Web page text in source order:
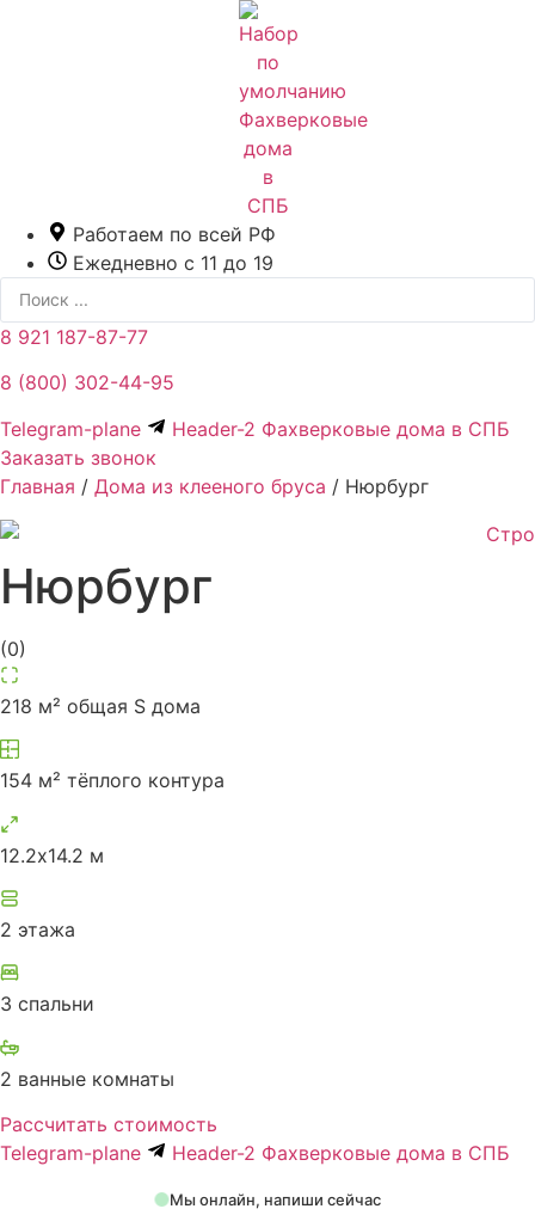
Работаем по всей РФ
Ежедневно с 11 до 19
Search
8 921 187-87-77
8 (800) 302-44-95
Telegram-plane
Header-2 Фахверковые дома в СПБ
Заказать звонок
Главная / Дома из клееного бруса / Нюрбург
Нюрбург
(0)
218 м² общая S дома
154 м² тёплого контура
12.2х14.2 м
2 этажа
3 спальни
2 ванные комнаты
Рассчитать стоимость
Telegram-plane
Header-2 Фахверковые дома в СПБ
Мы онлайн, напиши сейчас